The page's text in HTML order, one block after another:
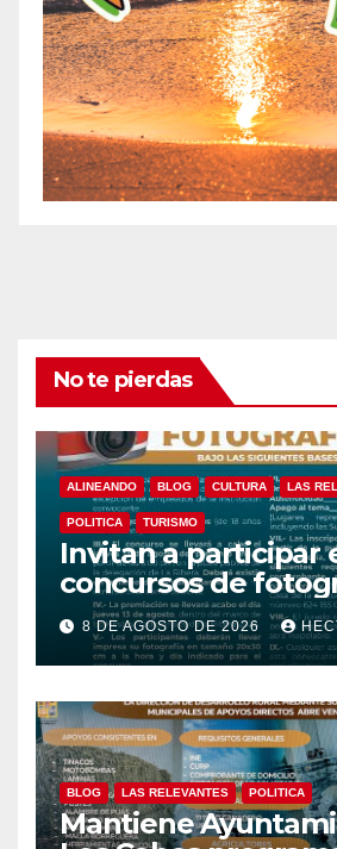
No te pierdas
ALINEANDO BLOG CULTURA LAS
POLITICA TURISMO
Invitan a participar
concursos de
canto y pintura de
Tradicionales La
8 DE AGOSTO DE 2026
BLOG LAS RELEVANTES POLITICA
Mantiene